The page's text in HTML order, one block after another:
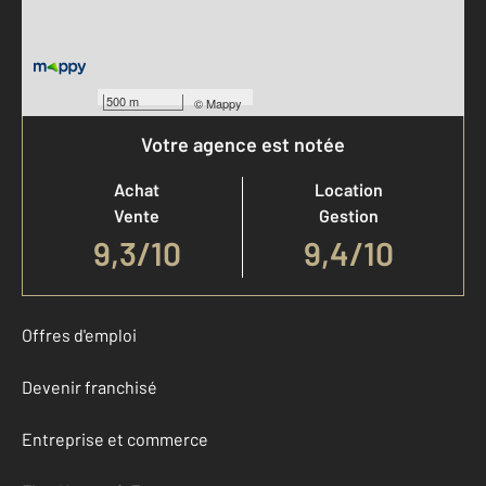
500 m ©Mappy
Votre agence est notée
Achat
Vente
9,3/10
Location
Gestion
9,4/10
Offres d'emploi
Devenir franchisé
Entreprise et commerce